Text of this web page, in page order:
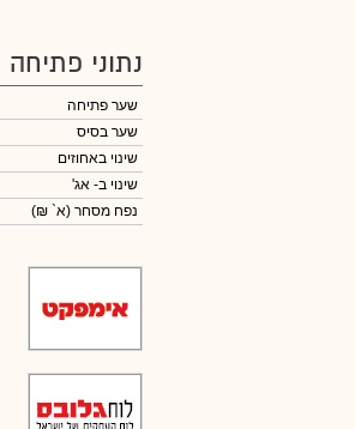
נתוני פתיחה
שער פתיחה
שער בסיס
שינוי באחוזים
שינוי ב- אג'
נפח מסחר (א` ₪)